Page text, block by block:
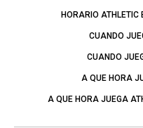
HORARIO ATHLETIC
CUANDO
CUANDO
A QUE HORA
A QUE HORA JUEGA